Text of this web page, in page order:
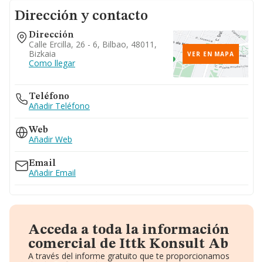
Dirección y contacto
Dirección
Calle Ercilla, 26 - 6, Bilbao, 48011,
Bizkaia
Como llegar
VER EN MAPA
Teléfono
Añadir Teléfono
Web
Añadir Web
Email
Añadir Email
Acceda a toda la información
comercial de Ittk Konsult Ab
A través del informe gratuito que te proporcionamos